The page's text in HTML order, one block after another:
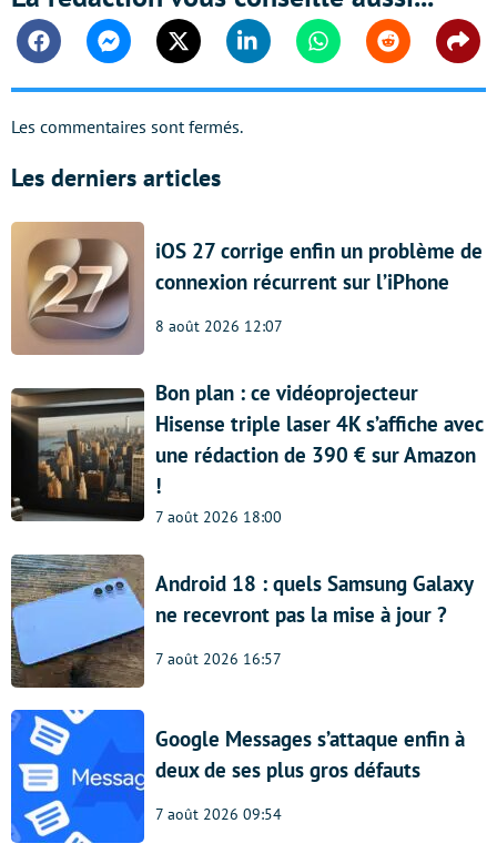
FacebookMessengerTwitter Linkedin WhatsappReddit
Les commentaires sont fermés.
Les derniers articles
iOS 27 corrige enfin un problème de
connexion récurrent sur l’iPhone
8 août 2026 12:07
Bon plan : ce vidéoprojecteur
Hisense triple laser 4K s’affiche avec
une rédaction de 390 € sur Amazon
!
7 août 2026 18:00
Android 18 : quels Samsung Galaxy
ne recevront pas la mise à jour ?
7 août 2026 16:57
Google Messages s’attaque enfin à
deux de ses plus gros défauts
7 août 2026 09:54